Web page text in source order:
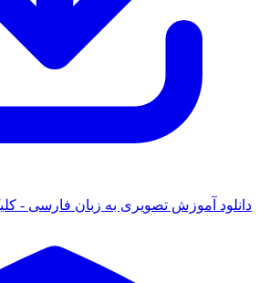
آموزش تصویری به زبان فارسی - کلیک کنید